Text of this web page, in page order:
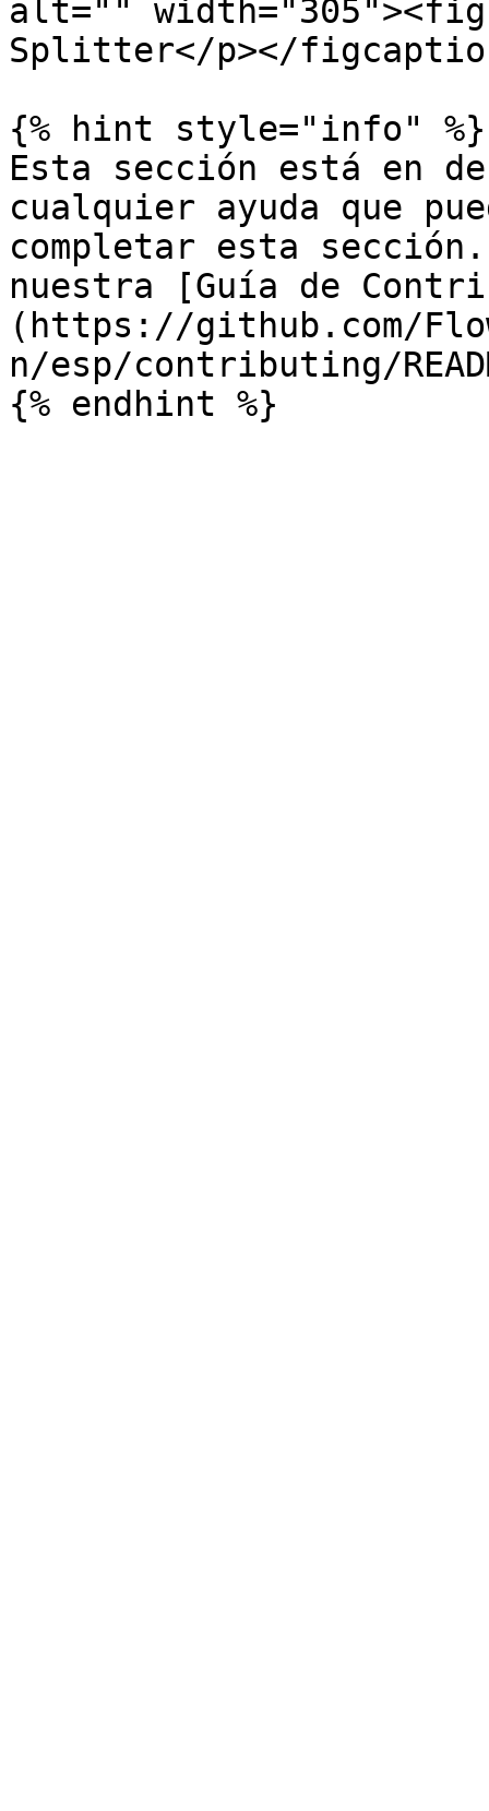
alt=""
Splitter</p></
{% hint style="info" %}
Esta sección está en
cualquier ayuda que
completar esta
nuestra [Guía de
(https://github.com/
n/esp/contributing/